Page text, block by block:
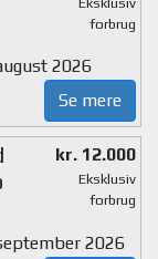
forbrug
2026
Se mere
kr. 12.000
Eksklusiv
forbrug
2026